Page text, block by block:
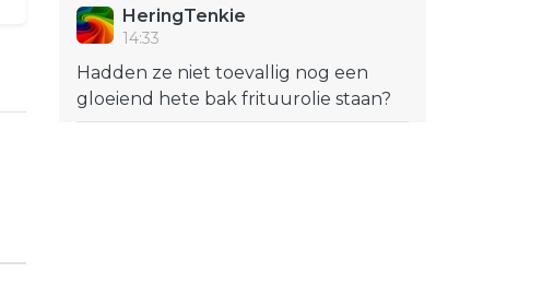
HeringTenkie
14:33
Hadden ze niet toevallig nog een
gloeiend hete bak frituurolie staan?